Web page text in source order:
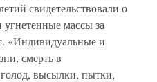
свидетельствовали о
массы за
«Индивидуальные и
смерть в
высылки, пытки,